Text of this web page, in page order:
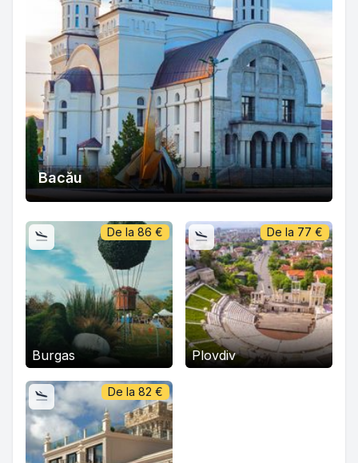
Bacău
Burgas
De la 86 €
Plovdiv
De la 77 €
De la 82 €